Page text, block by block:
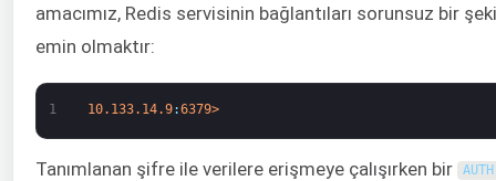
amacımız, Redis servisinin bağlantıları sorunsuz bir
emin olmaktır:
1 10.133.14.9:6379>
Tanımlanan şifre ile verilere erişmeye çalışırken bir AUTH